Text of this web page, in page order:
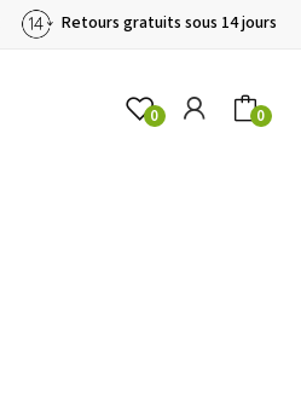
Retours gratuits sous 14 jours
0 0